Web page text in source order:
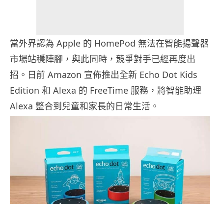
當外界認為 Apple 的 HomePod 無法在智能揚聲器
市場站穩陣腳，與此同時，競爭對手已經再度出
招。日前 Amazon 宣佈推出全新 Echo Dot Kids
Edition 和 Alexa 的 FreeTime 服務，將智能助理
Alexa 整合到兒童和家長的日常生活。